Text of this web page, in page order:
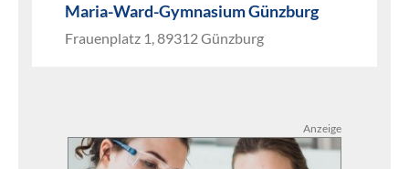
Maria-Ward-Gymnasium Günzburg
Frauenplatz 1, 89312 Günzburg
Anzeige